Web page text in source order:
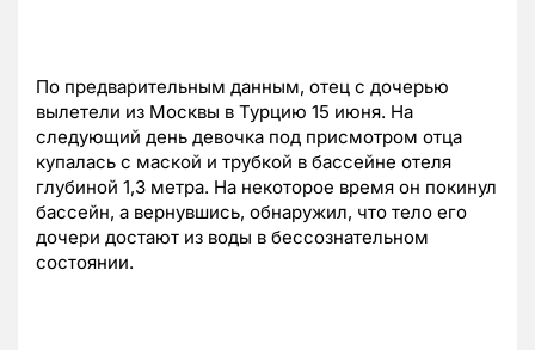
По предварительным данным, отец с дочерью
вылетели из Москвы в Турцию 15 июня. На
следующий день девочка под присмотром отца
купалась с маской и трубкой в бассейне отеля
глубиной 1,3 метра. На некоторое время он покинул
бассейн, а вернувшись, обнаружил, что тело его
дочери достают из воды в бессознательном
состоянии.